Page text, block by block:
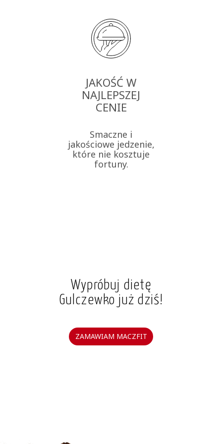
JAKOŚĆ W
NAJLEPSZEJ
CENIE
Smaczne i
jakościowe jedzenie,
które nie kosztuje
fortuny.
Wypróbuj dietę
Gulczewko już dziś!
ZAMAWIAM MACZFIT